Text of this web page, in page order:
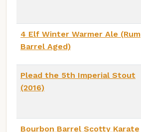
4 Elf Winter Warmer Ale (Rum
Barrel Aged)
Plead the 5th Imperial Stout
(2016)
Bourbon Barrel Scotty Karate